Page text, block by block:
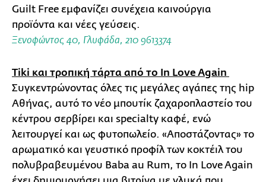
Guilt Free εμφανίζει συνέχεια καινούργια
προϊόντα και νέες γεύσεις.
Ξενοφώντος 40, Γλυφάδα, 210 9613374
Τiki και τροπική τάρτα από το In Love Again
Συγκεντρώνοντας όλες τις μεγάλες αγάπες της hip
Αθήνας, αυτό το νέο μπουτίκ ζαχαροπλαστείο του
κέντρου σερβίρει και specialty καφέ, ενώ
λειτουργεί και ως φυτοπωλείο. «Αποστάζοντας» το
αρωματικό και γευστικό προφίλ των κοκτέιλ του
πολυβραβευμένου Baba au Rum, το In Love Again